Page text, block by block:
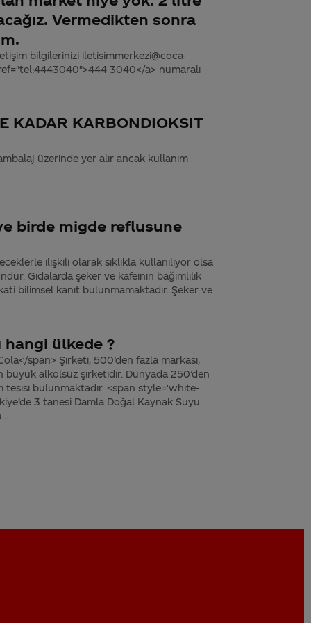
Vermedikten sonra
bilgilerinizi iletisimmerkezi@coca-
3040</a> numaralı
KADAR KARBONDIOKSIT
üzerinde yer alır ancak kullanım
birde migde reflusune
ilişkili olarak sıklıkla kullanılıyor olsa
Gıdalarda şeker ve kafeinin bağımlılık
bilimsel kanıt bulunmamaktadır. Şeker ve
hangi ülkede ?
span> Şirketi, 500’den fazla markası,
alkolsüz şirketidir. Dünyada 250’den
tesisi bulunmaktadır. <span style='white-
3 tanesi Damla Doğal Kaynak Suyu